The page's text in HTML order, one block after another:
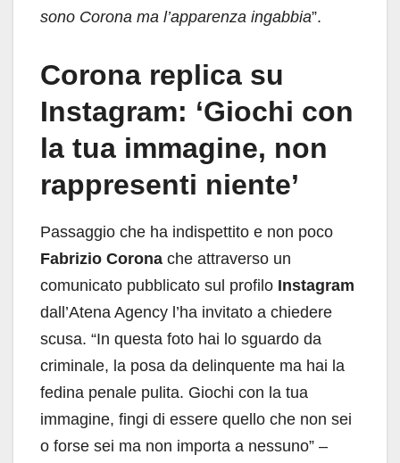
sono Corona ma l’apparenza ingabbia”.
Corona replica su
Instagram: ‘Giochi con
la tua immagine, non
rappresenti niente’
Passaggio che ha indispettito e non poco
Fabrizio Corona che attraverso un
comunicato pubblicato sul profilo Instagram
dall’Atena Agency l’ha invitato a chiedere
scusa. “In questa foto hai lo sguardo da
criminale, la posa da delinquente ma hai la
fedina penale pulita. Giochi con la tua
immagine, fingi di essere quello che non sei
o forse sei ma non importa a nessuno” –